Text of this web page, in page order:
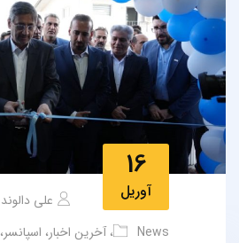
16
آوریل
علی دالوند
News
،آخرین اخبار، اسپانسر،